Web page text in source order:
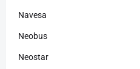
Navesa
Neobus
Neostar